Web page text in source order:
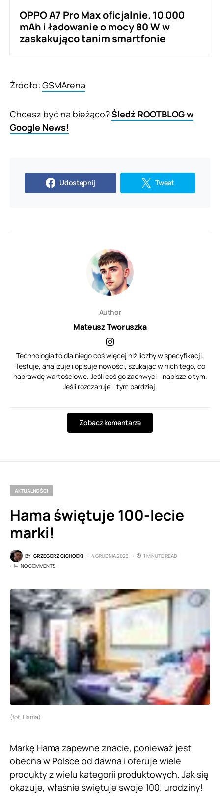
OPPO A7 Pro Max oficjalnie. 10 000
mAh i ładowanie o mocy 80 W w
zaskakująco tanim smartfonie
Źródło: GSMArena
Chcesz być na bieżąco?Śledź ROOTBLOG w
Google News!
Udostępnij Tweet
Author
Mateusz Tworuszka
Technologia to dla niego coś więcej niż liczby w specyfikacji.
Testuje, analizuje i opisuje nowości, szukając w nich tego, co
naprawdę wartościowe. Jeśli coś go zachwyci - napisze o tym.
Jeśli rozczaruje - tym bardziej.
Zobacz komentarze
AKTUALNOŚCI
Hama świętuje 100-lecie
marki!
BY GRZEGORZ CICHOCKI 4 GRUDNIA 2023
1 MINUTE READ
NO COMMENTS
(fot. Hama)
Markę Hama zapewne znacie, ponieważ jest
obecna w Polsce od dawna i oferuje wiele
produkty z wielu kategorii produktowych. Jak się
okazuje, właśnie świętuje swoje 100. urodziny!